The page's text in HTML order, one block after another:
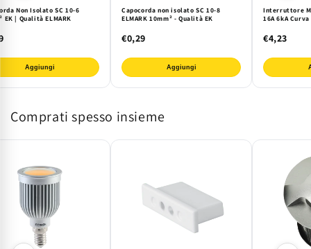
Non Isolato SC 10-6
EK | Qualità ELMARK
Aggiungi
Capocorda non isolato SC 10-8
ELMARK 10mm² - Qualità EK
€0,29
Aggiungi
Interruttore
16A 6kA
€4,23
Comprati spesso insieme